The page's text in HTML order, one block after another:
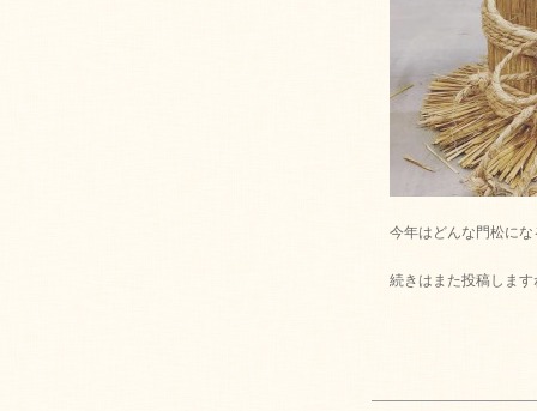
今年はどんな門松に
続きはまた投稿します